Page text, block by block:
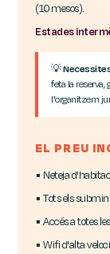
(10 mesos).
Estades
💡
feta la
l'organitzem
EL PREU
▪ Neteja
▪ Tots els
▪ Accés a totes
▪ Wifi d'alta